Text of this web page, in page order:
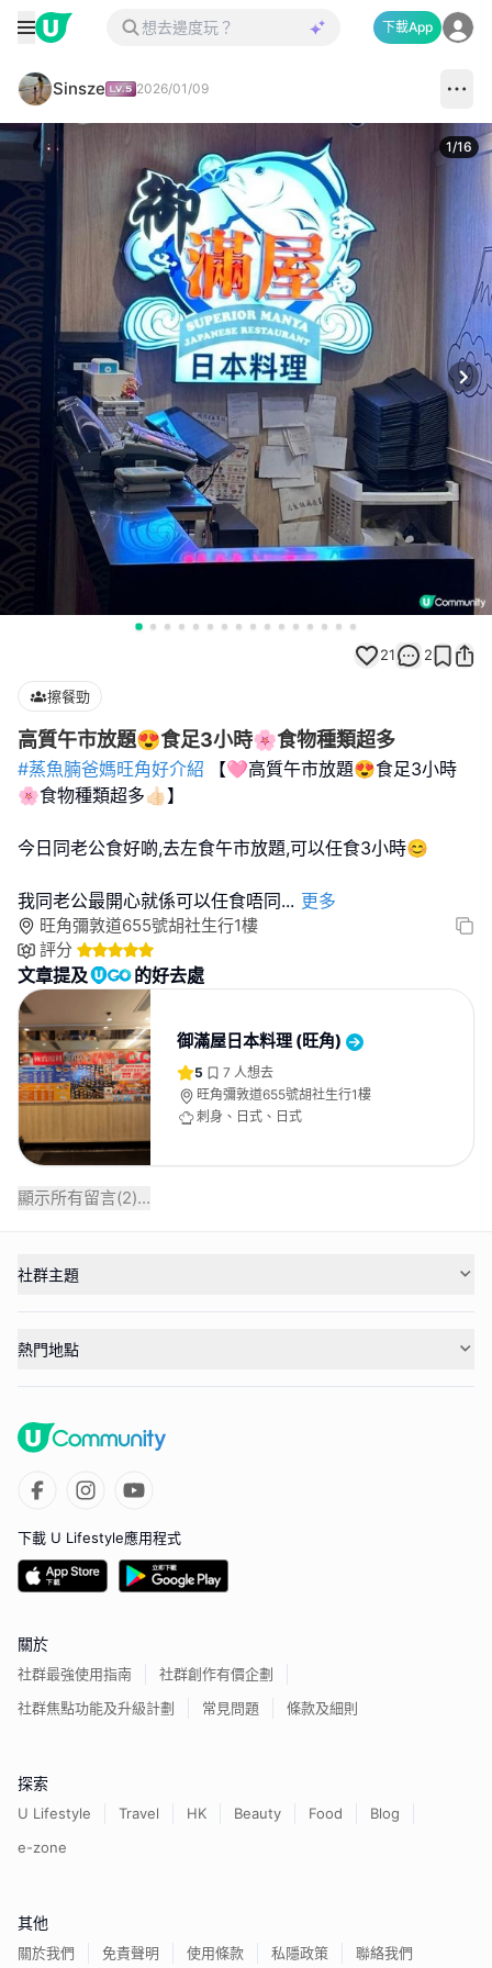
下載App
Sinsze 2026/01/09
1/16
21 2
擦餐勁
高質午市放題😍食足3小時🌸食物種類超多
#蒸魚腩爸媽旺角好介紹
【🩷高質午市放題😍食足3小時
🌸食物種類超多👍🏻】
今日同老公食好啲,去左食午市放題,可以任食3小時😊
我同老公最開心就係可以任食唔同... 更多
旺角彌敦道655號胡社生行1樓
評分
文章提及 的好去處
御滿屋日本料理 (旺角)
5 7 人想去
旺角彌敦道655號胡社生行1樓
刺身、日式、日式
顯示所有留言(2)...
社群主題
熱門地點
下載 U Lifestyle應用程式
關於
社群最強使用指南
社群創作有價企劃
社群焦點功能及升級計劃
常見問題 條款及細則
探索
U Lifestyle Travel HK Beauty Food
Blog
e-zone
其他
關於我們 免責聲明 使用條款 私隱政策 聯絡我們